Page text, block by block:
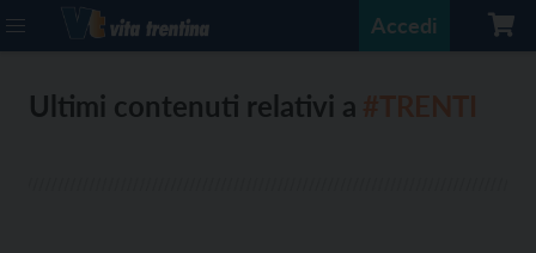
Accedi
Ultimi contenuti relativi a